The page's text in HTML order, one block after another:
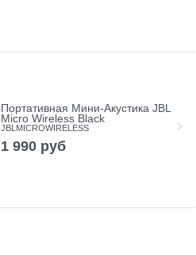
Портативная Мини-Акустика JBL
Micro Wireless Black
JBLMICROWIRELESS
1 990 руб